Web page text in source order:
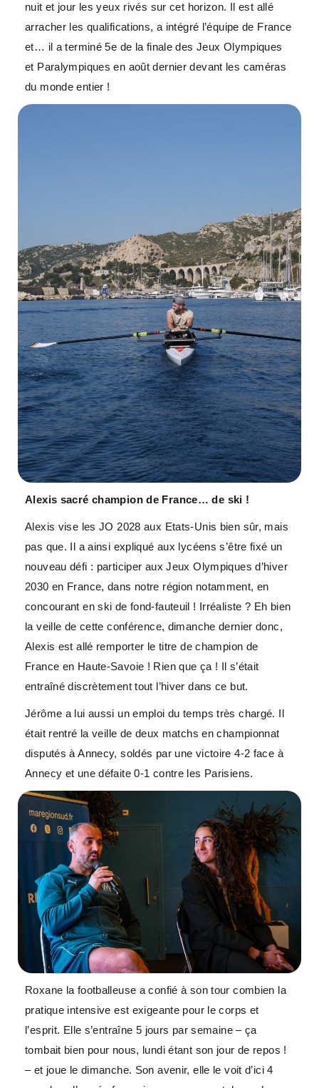
nuit et jour les yeux rivés sur cet horizon. Il est allé
arracher les qualifications, a intégré l’équipe de France
et… il a terminé 5e de la finale des Jeux Olympiques
et Paralympiques en août dernier devant les caméras
du monde entier !
Alexis sacré champion de France… de ski !
Alexis vise les JO 2028 aux Etats-Unis bien sûr, mais
pas que. Il a ainsi expliqué aux lycéens s’être fixé un
nouveau défi : participer aux Jeux Olympiques d’hiver
2030 en France, dans notre région notamment, en
concourant en ski de fond-fauteuil ! Irréaliste ? Eh bien
la veille de cette conférence, dimanche dernier donc,
Alexis est allé remporter le titre de champion de
France en Haute-Savoie ! Rien que ça ! Il s’était
entraîné discrètement tout l’hiver dans ce but.
Jérôme a lui aussi un emploi du temps très chargé. Il
était rentré la veille de deux matchs en championnat
disputés à Annecy, soldés par une victoire 4-2 face à
Annecy et une défaite 0-1 contre les Parisiens.
Roxane la footballeuse a confié à son tour combien la
pratique intensive est exigeante pour le corps et
l’esprit. Elle s’entraîne 5 jours par semaine – ça
tombait bien pour nous, lundi étant son jour de repos !
– et joue le dimanche. Son avenir, elle le voit d’ici 4